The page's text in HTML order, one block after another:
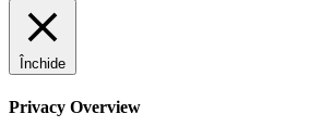
Închide
Privacy Overview